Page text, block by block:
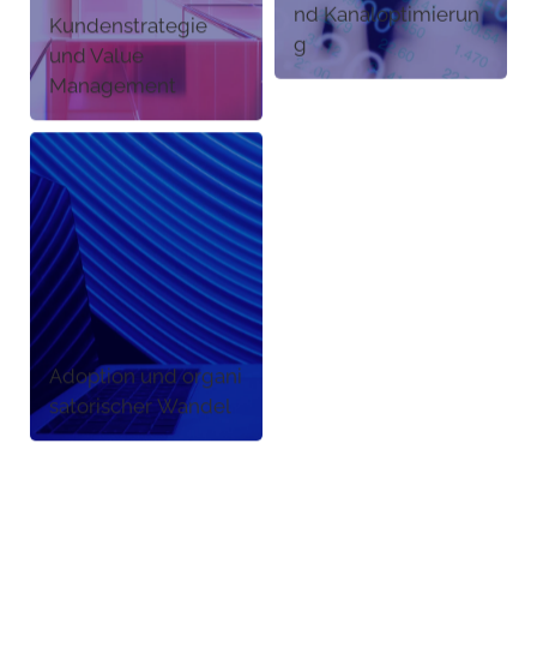
Kundenstrategie
und Value
Management
nd Kanaloptimierun
g
Adoption und organi
satorischer Wandel